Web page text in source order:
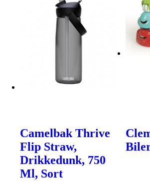
Camelbak Thrive
Flip Straw,
Drikkedunk, 750
Ml, Sort